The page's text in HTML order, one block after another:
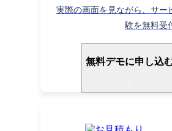
実際の画面を見ながら、サー
験を無料受
無料デモに申し込